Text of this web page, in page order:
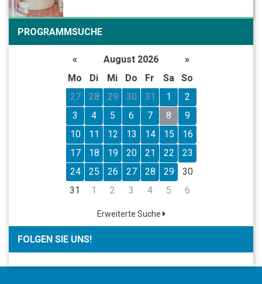
PROGRAMMSUCHE
« August 2026
»
Mo
Di Mi Do Fr Sa
So
27
28 29 30 31 1
2
3
4 5 6 7 8
9
10
11 12 13 14 15
16
17
18 19 20 21 22
23
24
25 26 27 28 29
30
31
1 2 3 4 5 6
Erweiterte Suche
FOLGEN SIE UNS!